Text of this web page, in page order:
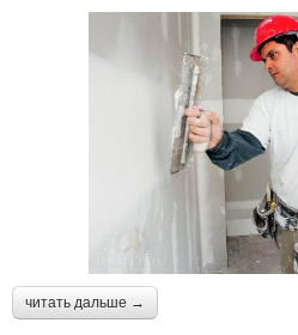
читать дальше →